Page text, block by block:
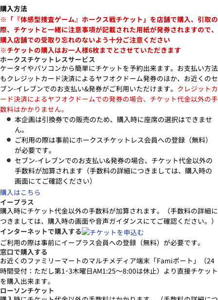
購入方法
※「『体感型捜査ゲーム』ホークス戦チケット」を店舗で購入、引取の
際、チケットと一緒に注意事項が記載された用紙が発券されますので、
購入店舗での受取り忘れのないよう十分ご注意ください
※チケットの購入はお一人様6枚までとさせていただきます
ホークスチケットレスサービス
ケータイやパソコンから簡単にチケットを予約出来ます。お支払い方法
もクレジットカード決済によるヤフオクドーム発券のほか、お近くのセ
ブン-イレブンでのお支払い&発券がご利用いただけます。 クレジットカ
ード決済によるヤフオクドームでの発券の場合、チケット代金以外の手
数料はかかりません。
本企画は引換券での販売のため、購入時に座席の選択はできませ
ん。
ご利用の際は事前にホークスチケットレス会員への登録（無料）
が必要です。
セブン-イレブンでのお支払い&発券の場合、チケット代金以外の
手数料が加算されます（手数料の詳細につきましては、購入時の
画面にてご確認ください）
購入はこちら
イープラス
購入時にチケット代金以外の手数料が加算されます。（手数料の詳細に
つきましては、購入時の画面や音声ガイダンスにてご確認ください。）
インターネットで購入する
ご利用の際は事前にイープラス会員への登録（無料）が必要です。
窓口で購入する
お近くのファミリーマートのマルチメディア端末「Famiポート」（24
時間受付：ただし第1･3木曜日AM1:25～8:00は休止）より直接チケット
を購入出来ます。
ローソンチケット